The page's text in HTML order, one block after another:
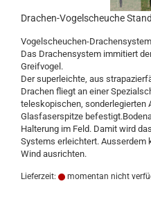
Drachen-Vogelscheuche
Vogelscheuchen-Drachensystem
Das Drachensystem immitiert
Greifvogel.
Der superleichte, aus
Drachen fliegt an einer
teleskopischen, sonderlegierten
Glasfaserspitze
Halterung im Feld. Damit wird
Systems erleichtert. Ausserdem
Wind ausrichten.
Lieferzeit: momentan nicht